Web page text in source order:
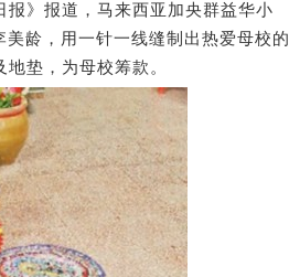
》报道，马来西亚加央群益华小
龄，用一针一线缝制出热爱母校的
垫，为母校筹款。